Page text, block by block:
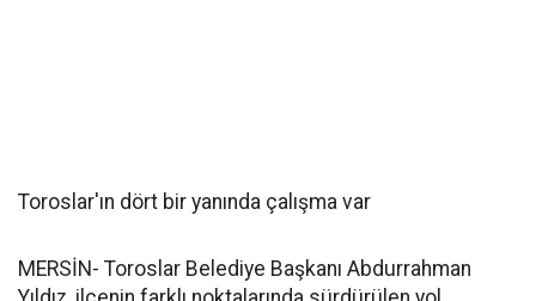
Toroslar'ın dört bir yanında çalışma var
MERSİN- Toroslar Belediye Başkanı Abdurrahman